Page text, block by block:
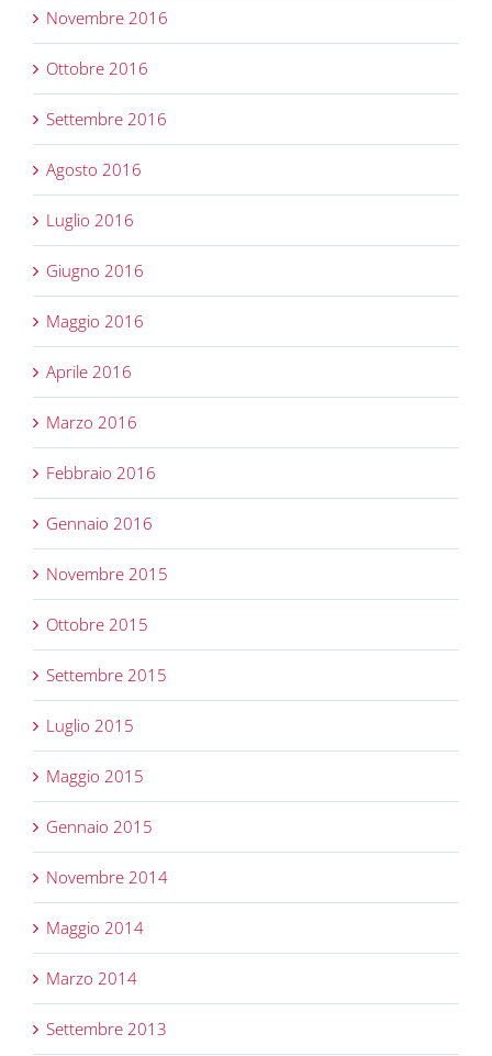
Novembre 2016
Ottobre 2016
Settembre 2016
Agosto 2016
Luglio 2016
Giugno 2016
Maggio 2016
Aprile 2016
Marzo 2016
Febbraio 2016
Gennaio 2016
Novembre 2015
Ottobre 2015
Settembre 2015
Luglio 2015
Maggio 2015
Gennaio 2015
Novembre 2014
Maggio 2014
Marzo 2014
Settembre 2013